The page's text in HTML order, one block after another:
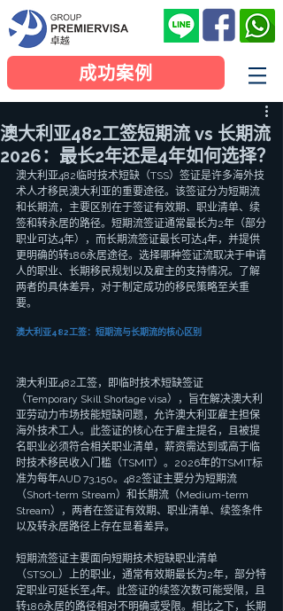
成功案例
澳大利亚482工签短期流 vs 长期流
2026：最长2年还是4年如何选择？
澳大利亚482临时技术短缺（TSS）签证是许多海外技
术人才移民澳大利亚的重要途径。该签证分为短期流
和长期流，主要区别在于签证有效期、职业清单、续
签和转永居的路径。短期流签证通常最长为2年（部分
职业可达4年），而长期流签证最长可达4年，并提供
更明确的转186永居途径。选择哪种签证流取决于申请
人的职业、长期移民规划以及雇主的支持情况。了解
两者的具体差异，对于制定成功的移民策略至关重
要。
澳大利亚482工签：短期流与长期流的核心区别
澳大利亚482工签，即临时技术短缺签证
（Temporary Skill Shortage visa），旨在解决澳大利
亚劳动力市场技能短缺问题，允许澳大利亚雇主担保
海外技术工人。此签证的核心在于雇主提名，且被提
名职业必须符合相关职业清单，薪资需达到或高于临
时技术移民收入门槛（TSMIT）。2026年的TSMIT标
准为每年AUD 73,150。482签证主要分为短期流
（Short-term Stream）和长期流（Medium-term
Stream），两者在签证有效期、职业清单、续签条件
以及转永居路径上存在显着差异。
短期流签证主要面向短期技术短缺职业清单
（STSOL）上的职业，通常有效期最长为2年，部分特
定职业可延长至4年。此签证的续签次数可能受限，且
转186永居的路径相对不明确或受限。相比之下，长期